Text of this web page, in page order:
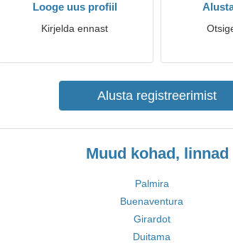
Looge uus profiil
Kirjelda ennast
Alusta registreerimist
Muud kohad, linnad
Palmira
Buenaventura
Girardot
Duitama